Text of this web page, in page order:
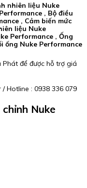
nhiên liệu Nuke
, Bộ điều
, Cảm biến mức
liệu Nuke
Performance , Ống
ống Nuke Performance
Phát để được hỗ trợ giá
Hotline : 0938 336 079
Nuke